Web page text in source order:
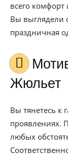
всего
Вы выглядели
праздничная
Мотивация для имени
Жюльет
Вы тянетесь к
проявлениях.
любых